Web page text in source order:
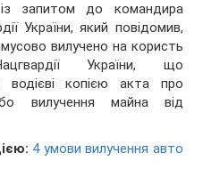
запитом до командира
України, який повідомив,
вилучено на користь
України, що
водієві копією акта про
вилучення майна від
4 умови вилучення авто